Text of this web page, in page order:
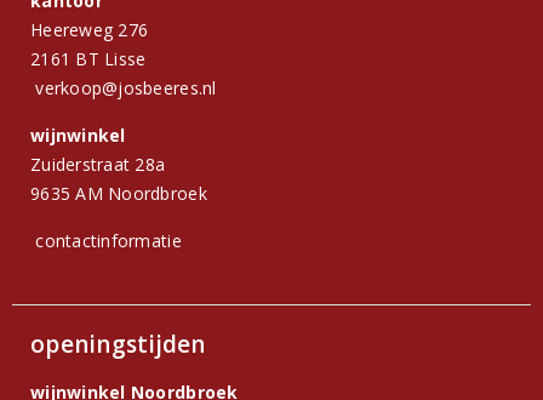
Heereweg 276
2161 BT Lisse
verkoop@josbeeres.nl
wijnwinkel
Zuiderstraat 28a
9635 AM Noordbroek
contactinformatie
openingstijden
wijnwinkel Noordbroek